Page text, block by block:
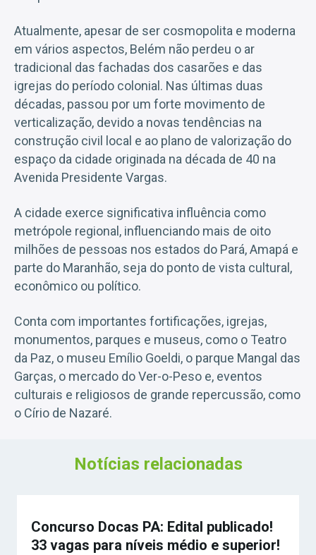
Atualmente, apesar de ser cosmopolita e moderna
em vários aspectos, Belém não perdeu o ar
tradicional das fachadas dos casarões e das
igrejas do período colonial. Nas últimas duas
décadas, passou por um forte movimento de
verticalização, devido a novas tendências na
construção civil local e ao plano de valorização do
espaço da cidade originada na década de 40 na
Avenida Presidente Vargas.
A cidade exerce significativa influência como
metrópole regional, influenciando mais de oito
milhões de pessoas nos estados do Pará, Amapá e
parte do Maranhão, seja do ponto de vista cultural,
econômico ou político.
Conta com importantes fortificações, igrejas,
monumentos, parques e museus, como o Teatro
da Paz, o museu Emílio Goeldi, o parque Mangal das
Garças, o mercado do Ver-o-Peso e, eventos
culturais e religiosos de grande repercussão, como
o Círio de Nazaré.
Notícias relacionadas
Concurso Docas PA: Edital publicado!
33 vagas para níveis médio e superior!